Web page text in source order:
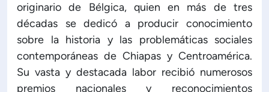
de Administración y Finanzas
Profesional e Internacionalización
originario de Bélgica, quien en más de tres
décadas se dedicó a producir conocimiento
sobre la historia y las problemáticas sociales
contemporáneas de Chiapas y Centroamérica.
Su vasta y destacada labor recibió numerosos
premios nacionales y reconocimientos